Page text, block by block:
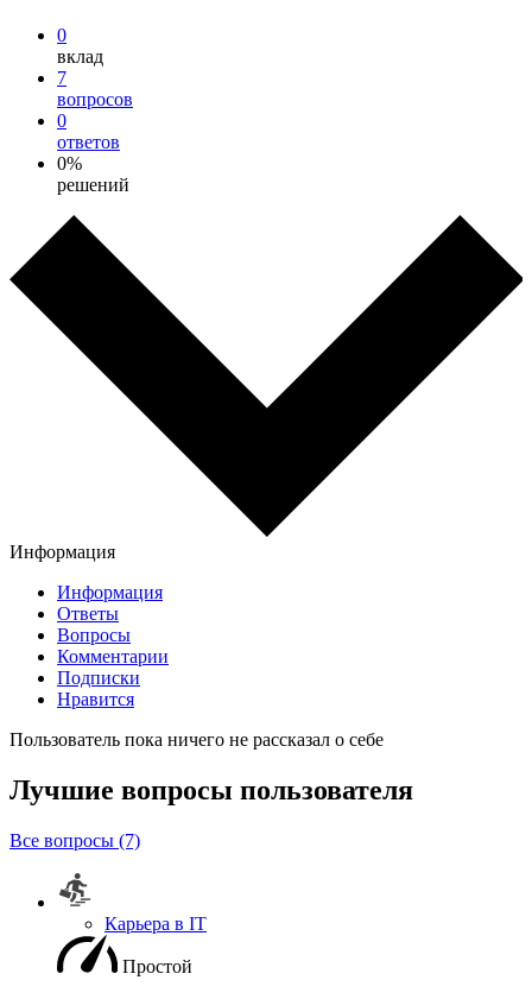
0
вклад
7
вопросов
0
ответов
0%
решений
Информация
Информация
Ответы
Вопросы
Комментарии
Подписки
Нравится
Пользователь пока ничего не рассказал о себе
Лучшие вопросы пользователя
Все вопросы (7)
Карьера в IT
Простой